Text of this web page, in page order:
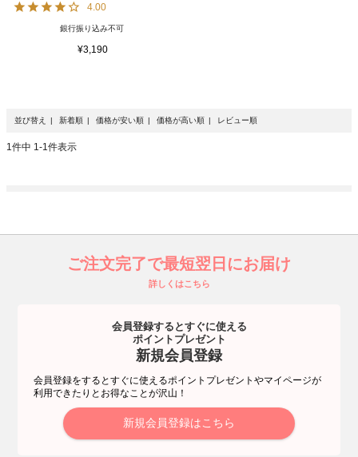
4.00
銀行振り込み不可
¥3,190
並び替え 新着順 価格が安い順 価格が高い順 レビュー順
1 件中 1 -1 件表示
ご注文完了で最短翌日にお届け
詳しくはこちら
会員登録するとすぐに使える
ポイントプレゼント
新規会員登録
会員登録をするとすぐに使えるポイントプレゼントやマイページが
利用できたりとお得なことが沢山！
新規会員登録はこちら